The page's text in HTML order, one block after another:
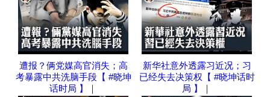
遭报？俩党媒高官消失；高
考暴露中共洗脑手段【 #晓坤
话时局 】｜
新华社意外透露习近况；习
已经失去决策权【 #晓坤话时
局 】｜